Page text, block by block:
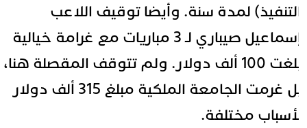
لمدة سنة. وأيضا توقيف اللاعب
إسماعيل صيباري لـ 3 مباريات مع غرامة خيالية
بلغت 100 ألف دولار. ولم تتوقف المقصلة هنا،
بل غرمت الجامعة الملكية مبلغ 315 ألف دولار
مختلفة.